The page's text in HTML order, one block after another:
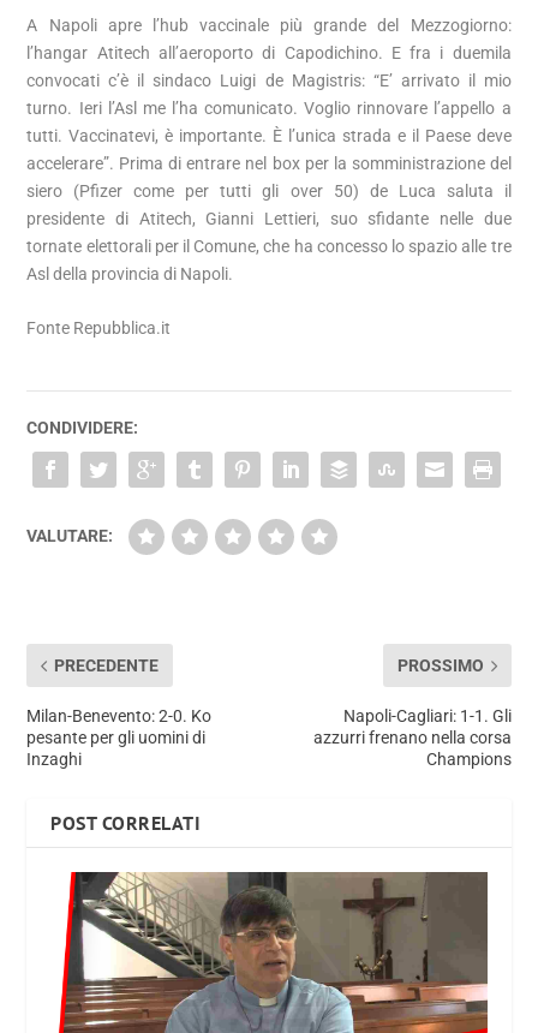
A Napoli apre l’hub vaccinale più grande del Mezzogiorno:
l’hangar Atitech all’aeroporto di Capodichino. E fra i duemila
convocati c’è il sindaco Luigi de Magistris: “E’ arrivato il mio
turno. Ieri l’Asl me l’ha comunicato. Voglio rinnovare l’appello a
tutti. Vaccinatevi, è importante. È l’unica strada e il Paese deve
accelerare”. Prima di entrare nel box per la somministrazione del
siero (Pfizer come per tutti gli over 50) de Luca saluta il
presidente di Atitech, Gianni Lettieri, suo sfidante nelle due
tornate elettorali per il Comune, che ha concesso lo spazio alle tre
Asl della provincia di Napoli.
Fonte Repubblica.it
CONDIVIDERE:
VALUTARE:
PRECEDENTE
Milan-Benevento: 2-0. Ko
pesante per gli uomini di
Inzaghi
PROSSIMO
Napoli-Cagliari: 1-1. Gli
azzurri frenano nella corsa
Champions
POST CORRELATI